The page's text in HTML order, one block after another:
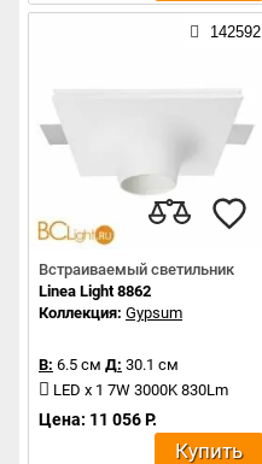
142592
Встраиваемый светильник
Linea Light 8862
Коллекция: Gypsum
В: 6.5 см Д: 30.1 см
LED x 1 7W 3000K 830Lm
Цена: 11 056 Р.
Купить